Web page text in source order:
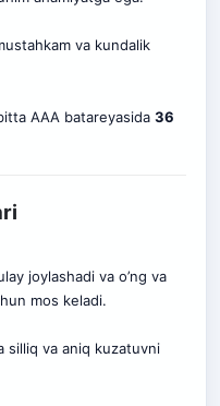
va kundalik
AAA batareyasida 36
joylashadi va o’ng va
mos keladi.
silliq va aniq kuzatuvni